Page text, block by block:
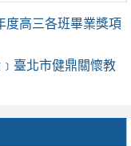
度高三各班畢業獎項
臺北市健鼎關懷教